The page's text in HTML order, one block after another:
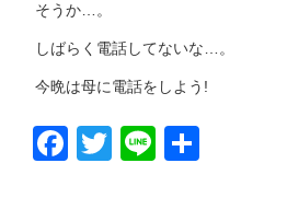
そうか…。
しばらく電話してないな…。
今晩は母に電話をしよう!
Facebook
Twitter
Line